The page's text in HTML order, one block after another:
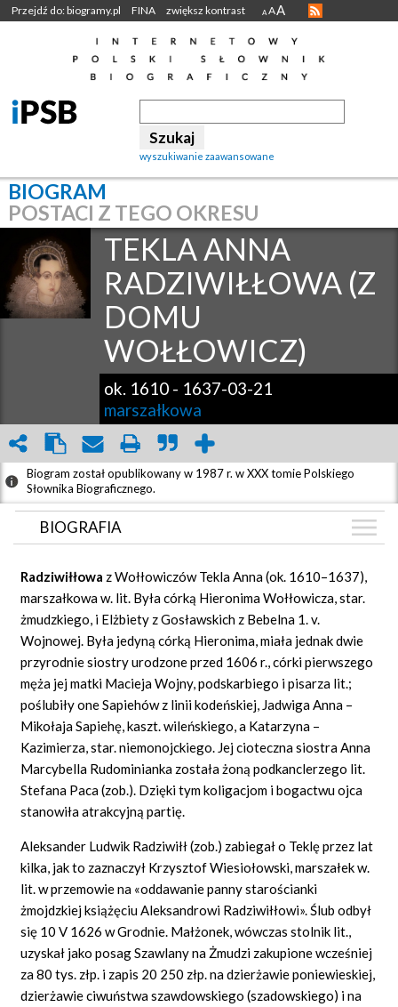
Przejdź do: biogramy.pl FINA zwiększ kontrast A AA
wyszukiwanie zaawansowane
BIOGRAM
POSTACI Z TEGO OKRESU
TEKLA ANNA
RADZIWIŁŁOWA (Z
DOMU
WOŁŁOWICZ)
ok. 1610 - 1637-03-21
marszałkowa
Biogram został opublikowany w 1987 r. w XXX tomie Polskiego
Słownika Biograficznego.
BIOGRAFIA
ZDJĘCIA (1)
GRAF POWIĄZAŃ
DYSKUSJA
Mapa
Radziwiłłowa z Wołłowiczów Tekla Anna (ok. 1610–1637),
marszałkowa w. lit. Była córką Hieronima Wołłowicza, star.
żmudzkiego, i Elżbiety z Gosławskich z Bebelna 1. v.
Wojnowej. Była jedyną córką Hieronima, miała jednak dwie
przyrodnie siostry urodzone przed 1606 r., córki pierwszego
męża jej matki Macieja Wojny, podskarbiego i pisarza lit.;
poślubiły one Sapiehów z linii kodeńskiej, Jadwiga Anna –
Mikołaja Sapiehę, kaszt. wileńskiego, a Katarzyna –
Kazimierza, star. niemonojckiego. Jej cioteczna siostra Anna
Marcybella Rudominianka została żoną podkanclerzego lit.
Stefana Paca (zob.). Dzięki tym koligacjom i bogactwu ojca
stanowiła atrakcyjną partię.
Aleksander Ludwik Radziwiłł (zob.) zabiegał o Teklę przez lat
kilka, jak to zaznaczył Krzysztof Wiesiołowski, marszałek w.
lit. w przemowie na «oddawanie panny starościanki
żmojdzkiej książęciu Aleksandrowi Radziwiłłowi». Ślub odbył
się 10 V 1626 w Grodnie. Małżonek, wówczas stolnik lit.,
uzyskał jako posag Szawlany na Żmudzi zakupione wcześniej
za 80 tys. złp. i zapis 20 250 złp. na dzierżawie poniewieskiej,
dzierżawie ciwuństwa szawdowskiego (szadowskiego) i na